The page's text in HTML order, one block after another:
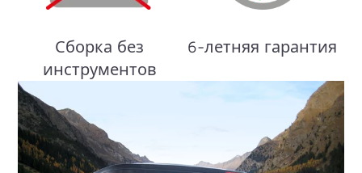
Сборка без
инструментов
6-летняя гарантия